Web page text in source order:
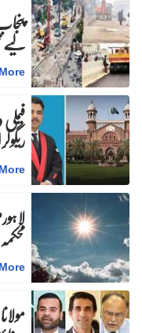
لیے